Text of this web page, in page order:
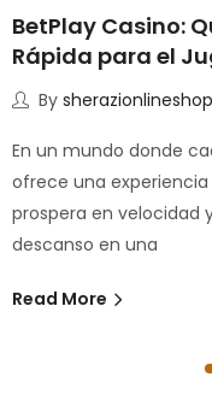
BetPlay Casino:
Rápida para el
By
En un mundo donde
ofrece una
prospera en velocidad
descanso en una
Read More